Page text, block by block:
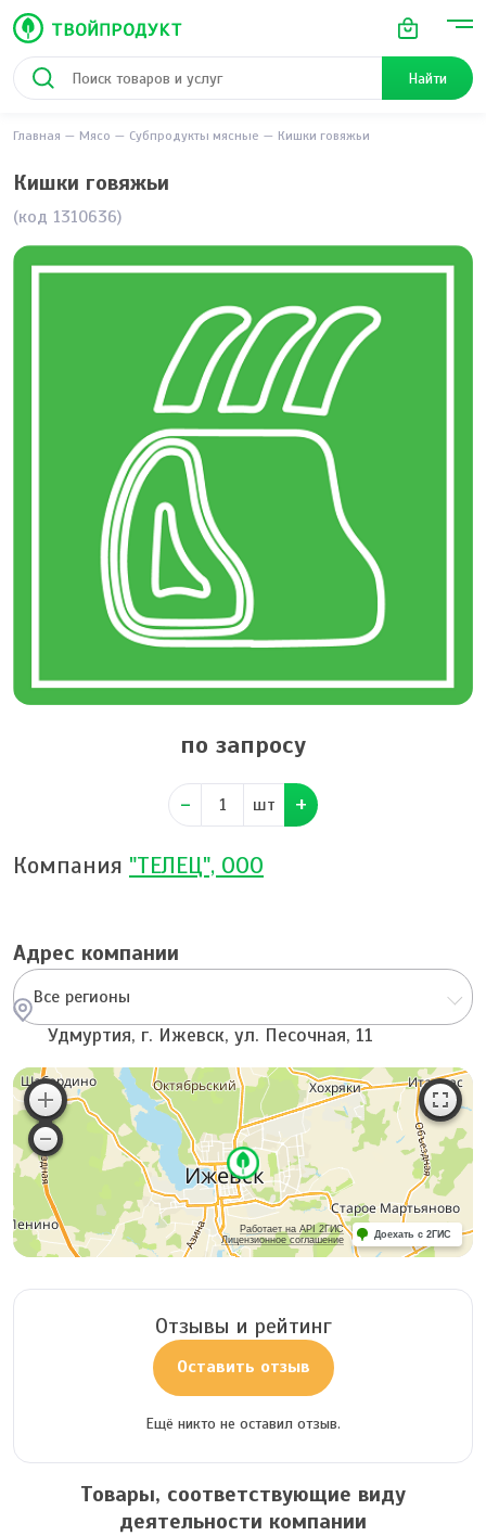
Найти
Главная Мясо Субпродукты мясные Кишки говяжьи
Кишки говяжьи
(код 1310636)
по запросу
шт
Компания "ТЕЛЕЦ", ООО
Адрес компании
Все регионы
Удмуртия, г. Ижевск, ул. Песочная, 11
Работает на API 2ГИС
Лицензионное соглашение
Доехать с 2ГИС
Отзывы и рейтинг
Оставить отзыв
Ещё никто не оставил отзыв.
Товары, соответствующие виду
деятельности компании